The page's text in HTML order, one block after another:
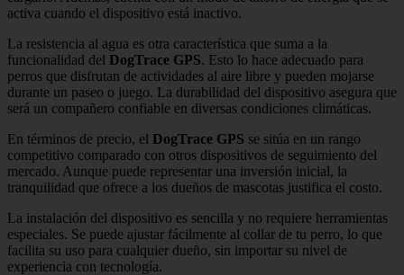
activa cuando el dispositivo está inactivo.
La resistencia al agua es otra característica que suma a la
funcionalidad del DogTrace GPS. Esto lo hace adecuado para
perros que disfrutan de actividades al aire libre y pueden mojarse
durante un paseo o juego. La durabilidad del dispositivo asegura que
será un compañero confiable en diversas condiciones climáticas.
En términos de precio, el DogTrace GPS se sitúa en un rango
competitivo comparado con otros dispositivos de seguimiento del
mercado. Aunque puede representar una inversión inicial, la
tranquilidad que ofrece a los dueños de mascotas justifica el costo.
La instalación del dispositivo es sencilla y no requiere herramientas
especiales. Se puede ajustar fácilmente al collar de tu perro, lo que
facilita su uso para cualquier dueño, sin importar su nivel de
experiencia con tecnología.